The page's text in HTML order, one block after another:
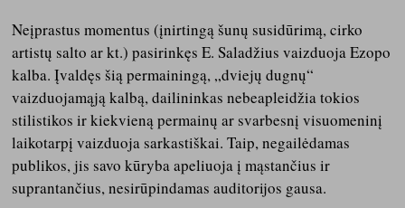
Neįprastus momentus (įnirtingą šunų susidūrimą, cirko
artistų salto ar kt.) pasirinkęs E. Saladžius vaizduoja Ezopo
kalba. Įvaldęs šią permainingą, „dviejų dugnų“
vaizduojamąją kalbą, dailininkas nebeapleidžia tokios
stilistikos ir kiekvieną permainų ar svarbesnį visuomeninį
laikotarpį vaizduoja sarkastiškai. Taip, negailėdamas
publikos, jis savo kūryba apeliuoja į mąstančius ir
suprantančius, nesirūpindamas auditorijos gausa.